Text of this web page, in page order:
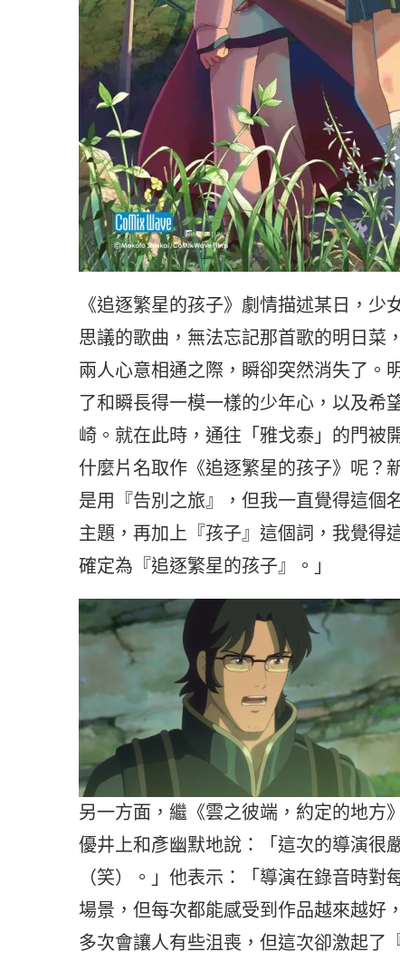
《追逐繁星的孩子》劇情描述某日，
思議的歌曲，無法忘記那首歌的明日菜
兩人心意相通之際，瞬卻突然消失了。
了和瞬長得一模一樣的少年心，以及希
崎。就在此時，通往「雅戈泰」的門
什麼片名取作《追逐繁星的孩子》呢？
是用『告別之旅』，但我一直覺得這個
主題，再加上『孩子』這個詞，我覺得
確定為『追逐繁星的孩子』。」
另一方面，繼《雲之彼端，約定的地方
優井上和彥幽默地說：「這次的導演
（笑）。」他表示：「導演在錄音時
場景，但每次都能感受到作品越來越好
多次會讓人有些沮喪，但這次卻激起了